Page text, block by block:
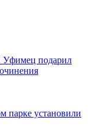
Уфимец подарил
парке установили